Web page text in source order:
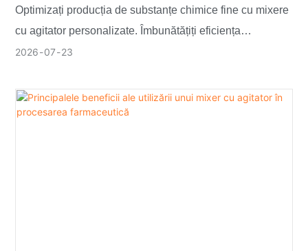
Optimizați producția de substanțe chimice fine cu mixere
cu agitator personalizate. Îmbunătățiți eficiența
amestecării, reduceți risipa de energie și asigurați
2026 07 23